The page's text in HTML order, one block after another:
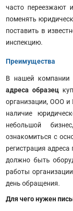
часто переезжают
поменять
поставить в
инспекцию.
Преимущества
В нашей компании
адреса образец
организации, ООО и
наличие
небольшой
ознакомиться с
регистрация
должно быть
работы
день обращения.
Для чего нужен